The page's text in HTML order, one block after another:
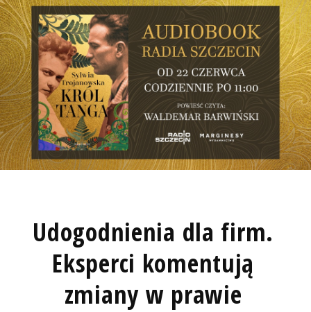
Udogodnienia dla firm.
Eksperci komentują
zmiany w prawie